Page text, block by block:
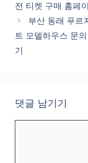
리
전 티켓 구매 홈페
부산 동래 푸르
트 모델하우스 문
기
댓글 남기기